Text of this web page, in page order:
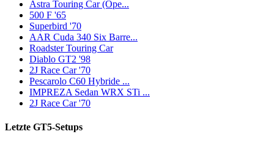
Astra Touring Car (Ope...
500 F '65
Superbird '70
AAR Cuda 340 Six Barre...
Roadster Touring Car
Diablo GT2 '98
2J Race Car '70
Pescarolo C60 Hybride ...
IMPREZA Sedan WRX STi ...
2J Race Car '70
Letzte GT5-Setups